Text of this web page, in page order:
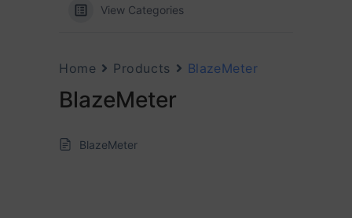
View Categories
Home Products BlazeMeter
BlazeMeter
BlazeMeter